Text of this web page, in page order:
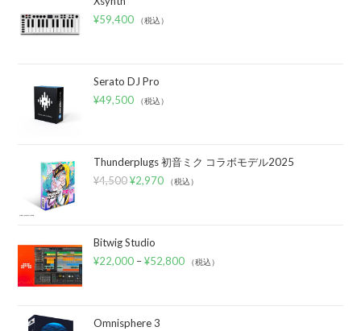
¥59,400 （税込）
Serato DJ Pro
¥49,500 （税込）
Thunderplugs 初音ミク コラボモデル2025
¥4,500 ¥2,970 （税込）
Bitwig Studio
¥22,000 –¥52,800 （税込）
Omnisphere 3